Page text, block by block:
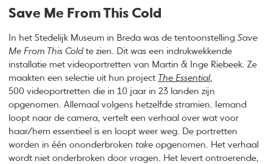
Save Me From This Cold
In het Stedelijk Museum in Breda was de tentoonstellingSave
Me From This Coldte zien. Dit was een indrukwekkende
installatie met videoportretten van Martin & Inge Riebeek. Ze
maakten een selectie uit hun project The Essential,
500 videoportretten die in 10 jaar in 23 landen zijn
opgenomen. Allemaal volgens hetzelfde stramien. Iemand
loopt naar de camera, vertelt een verhaal over wat voor
haar/hem essentieel is en loopt weer weg. De portretten
worden in één ononderbrokentake opgenomen. Het verhaal
wordt niet onderbroken door vragen. Het levert ontroerende,